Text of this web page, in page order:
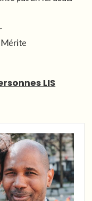
Mérite
LIS